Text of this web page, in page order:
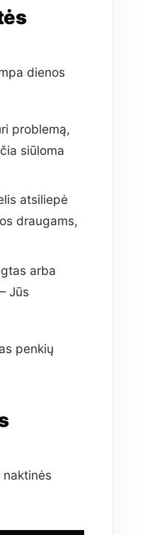
dienos
problemą,
siūloma
atsiliepė
draugams,
arba
Jūs
penkių